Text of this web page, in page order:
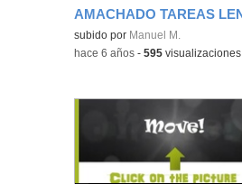
Contenido educativo.
subido por Manuel M.
-hace 6 años -595 visualizaciones